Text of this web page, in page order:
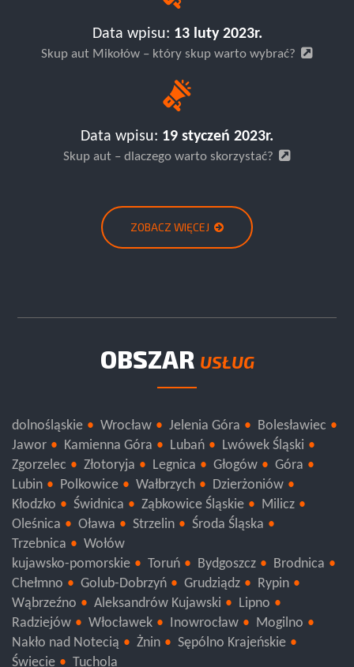
Data wpisu: 13 luty 2023r.
Skup aut Mikołów – który skup warto wybrać?
Data wpisu: 19 styczeń 2023r.
Skup aut – dlaczego warto skorzystać?
ZOBACZ WIĘCEJ
OBSZAR USŁUG
dolnośląskie Wrocław Jelenia Góra
Bolesławiec
Jawor
Kamienna Góra Lubań
Lwówek Śląski
Zgorzelec
Złotoryja Legnica Głogów
Góra
Lubin
Polkowice Wałbrzych
Dzierżoniów
Kłodzko
Świdnica Ząbkowice Śląskie
Milicz
Oleśnica
Oława Strzelin
Środa Śląska
Trzebnica
Wołów
kujawsko-pomorskie
Toruń Bydgoszcz
Brodnica
Chełmno
Golub-Dobrzyń Grudziądz
Rypin
Wąbrzeźno
Aleksandrów Kujawski
Lipno
Radziejów
Włocławek Inowrocław
Mogilno
Nakło nad Notecią
Żnin
Sępólno Krajeńskie